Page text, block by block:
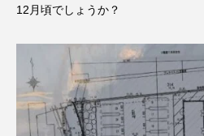
12月頃でしょうか？